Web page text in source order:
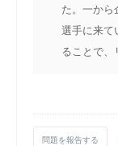
た。一か
選手に来て
ることで、
問題を報告する